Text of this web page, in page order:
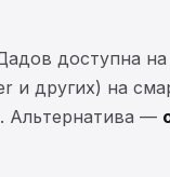
доступна
и других) на
Альтернатива —